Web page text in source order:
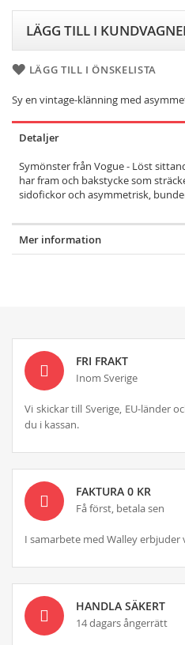
LÄGG TILL I
LÄGG TILL I ÖNSKELISTA
Sy en vintage-klänning med
Detaljer
Symönster från Vogue - Löst
har fram och bakstycke som
sidofickor och asymmetrisk,
Mer information
FRI FRAKT
Inom Sverige
Vi skickar till Sverige, EU-länder
du i kassan.
FAKTURA 0 KR
Få först, betala sen
I samarbete med Walley erbjuder
HANDLA SÄKERT
14 dagars ångerrätt